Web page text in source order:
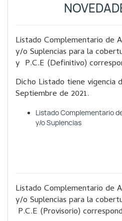
Listado Complementario de
y/o Suplencias para la
y P.C.E (Definitivo)
Dicho Listado tiene vigencia
Septiembre de 2021.
Listado Complementario
y/o Suplencias
Listado Complementario de
y/o Suplencias para la
P.C.E (Provisorio)